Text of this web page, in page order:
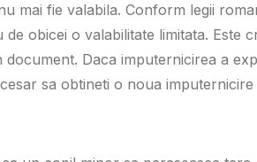
mai fie valabila. Conform legii
obicei o valabilitate limitata. Este
Daca imputernicirea a
sa obtineti o noua